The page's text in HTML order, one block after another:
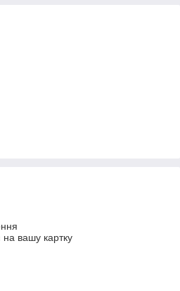
на вашу картку